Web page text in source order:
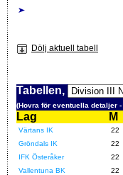
Dölj aktuell tabell
Tabellen,
(Hovra för eventuella detaljer -
Lag
M
Värtans IK 22
Gröndals IK
22
IFK Österåker
22
Vallentuna BK
22